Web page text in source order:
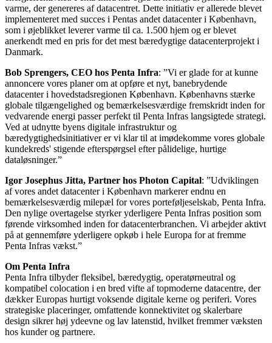
varme, der genereres af datacentret. Dette initiativ er allerede blevet
implementeret med succes i Pentas andet datacenter i København,
som i øjeblikket leverer varme til ca. 1.500 hjem og er blevet
anerkendt med en pris for det mest bæredygtige datacenterprojekt i
Danmark.
Bob Sprengers, CEO hos Penta Infra: ”Vi er glade for at kunne
annoncere vores planer om at opføre et nyt, banebrydende
datacenter i hovedstadsregionen København. Københavns stærke
globale tilgængelighed og bemærkelsesværdige fremskridt inden for
vedvarende energi passer perfekt til Penta Infras langsigtede strategi.
Ved at udnytte byens digitale infrastruktur og
bæredygtighedsinitiativer er vi klar til at imødekomme vores globale
kundekreds' stigende efterspørgsel efter pålidelige, hurtige
dataløsninger.”
Igor Josephus Jitta, Partner hos Photon Capital: ”Udviklingen
af vores andet datacenter i København markerer endnu en
bemærkelsesværdig milepæl for vores porteføljeselskab, Penta Infra.
Den nylige overtagelse styrker yderligere Penta Infras position som
førende virksomhed inden for datacenterbranchen. Vi arbejder aktivt
på at gennemføre yderligere opkøb i hele Europa for at fremme
Penta Infras vækst.”
Om Penta Infra
Penta Infra tilbyder fleksibel, bæredygtig, operatørneutral og
kompatibel colocation i en bred vifte af topmoderne datacentre, der
dækker Europas hurtigt voksende digitale kerne og periferi. Vores
strategiske placeringer, omfattende konnektivitet og skalerbare
design sikrer høj ydeevne og lav latenstid, hvilket fremmer væksten
hos kunder og partnere.